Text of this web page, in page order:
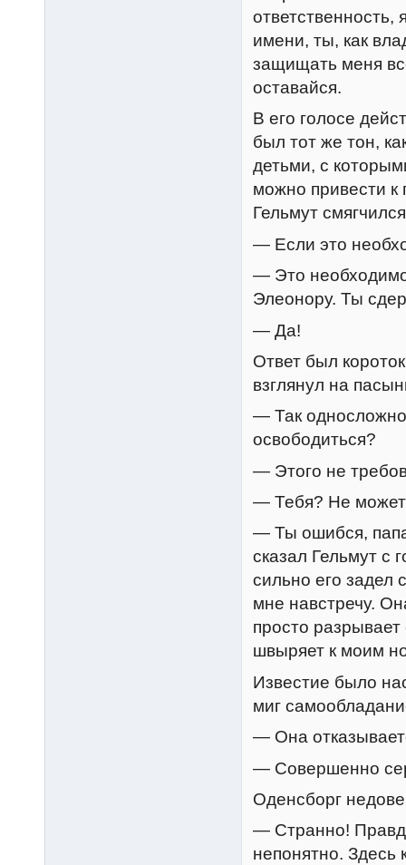
ответственность,
имени, ты, как
защищать меня
оставайся.
В его голосе
был тот же тон,
детьми, с
можно привести к
Гельмут
— Если это
— Это
Элеонору. Ты
— Да!
Ответ был
взглянул на
— Так
освободиться?
— Этого не
— Тебя? Не
— Ты ошибся,
сказал Гельмут с
сильно его
мне навстречу.
просто
швыряет к моим
Известие было
миг
— Она
— Совершенно
Оденсборг
— Странно!
непонятно. Здесь